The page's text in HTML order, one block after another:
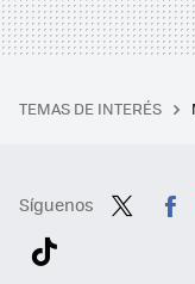
TEMAS DE INTERÉS
Síguenos